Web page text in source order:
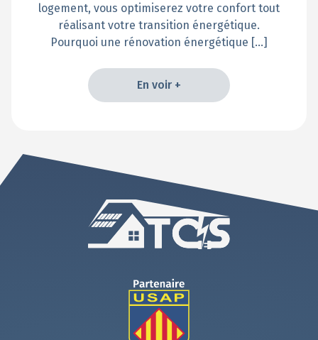
logement, vous optimiserez votre confort tout
réalisant votre transition énergétique.
Pourquoi une rénovation énergétique […]
En voir +